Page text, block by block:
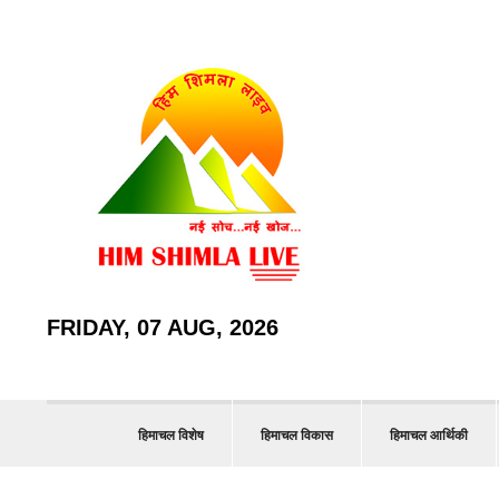
FRIDAY, 07 AUG, 2026
हिमाचल विशेष हिमाचल विकास हिमाचल आर्थिकी